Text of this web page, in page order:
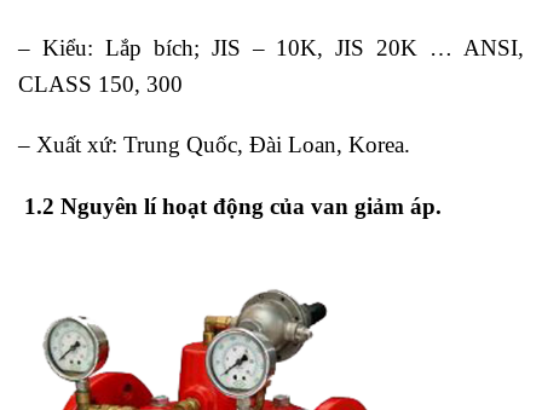
– Kiểu: Lắp bích; JIS – 10K, JIS 20K … ANSI,
CLASS 150, 300
– Xuất xứ: Trung Quốc, Đài Loan, Korea.
1.2 Nguyên lí hoạt động của van giảm áp.